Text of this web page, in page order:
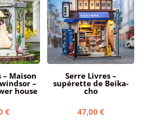
– Maison
–
house
€
Serre Livres –
supérette de Beika-
cho
47,00 €